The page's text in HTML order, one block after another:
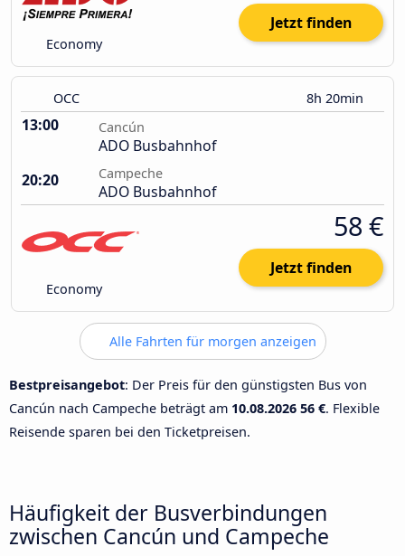
Economy
Jetzt finden
OCC 8h 20min
13:00 Cancún
ADO Busbahnhof
20:20
Campeche
ADO Busbahnhof
Economy
58 €
Jetzt finden
Alle Fahrten für morgen anzeigen
Bestpreisangebot: Der Preis für den günstigsten Bus von
Cancún nach Campeche beträgt am 10.08.2026 56 €. Flexible
Reisende sparen bei den Ticketpreisen.
Häufigkeit der Busverbindungen
zwischen Cancún und Campeche